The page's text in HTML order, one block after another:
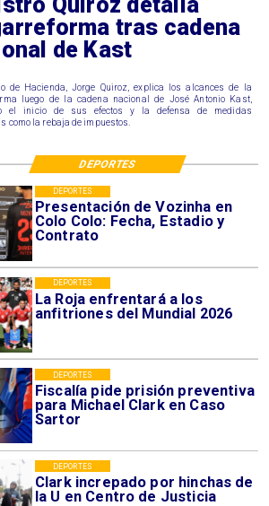
Presentación de Vozinha en
Colo Colo: Fecha, Estadio y
Contrato
DEPORTES
La Roja enfrentará a los
anfitriones del Mundial 2026
DEPORTES
Fiscalía pide prisión preventiva
para Michael Clark en Caso
Sartor
DEPORTES
Clark increpado por hinchas de
la U en Centro de Justicia
DEPORTES
tras cadena
de Kast
de Hacienda, Jorge Quiroz, explica los alcances de la
luego de la cadena nacional de José Antonio Kast,
el inicio de sus efectos y la defensa de medidas
como la rebaja de impuestos.
DEPORTES